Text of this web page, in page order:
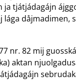
tjátjádagájn
dåjmadimen,
nr. 82 mij
aktan